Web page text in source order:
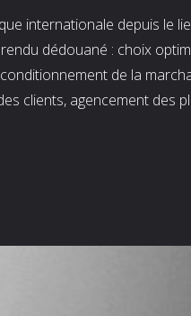
internationale depuis le
dédouané : choix
de la
clients, agencement des